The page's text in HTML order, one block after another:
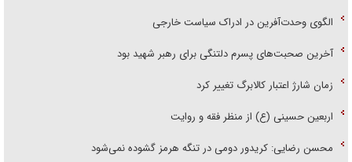
الگوی وحدت‌آفرین در ادراک سیاست خارجی
آخرین صحبت‌های پسرم دلتنگی برای رهبر شهید بود
زمان شارژ اعتبار کالابرگ تغییر کرد
اربعین حسینی (ع) از منظر فقه و روایت
محسن رضایی: کریدور دومی در تنگه هرمز گشوده نمی‌شود